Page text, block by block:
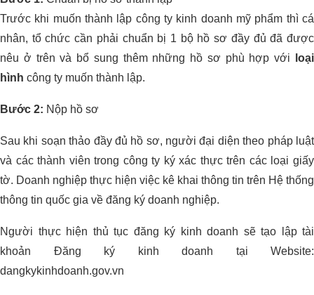
Trước khi muốn thành lập công ty kinh doanh mỹ phẩm thì cá
nhân, tổ chức cần phải chuẩn bị 1 bộ hồ sơ đầy đủ đã được
nêu ở trên và bổ sung thêm những hồ sơ phù hợp với
loại
hình công ty muốn thành lập.
Bước 2: Nộp hồ sơ
Sau khi soạn thảo đầy đủ hồ sơ, người đại diện theo pháp luật
và các thành viên trong công ty ký xác thực trên các loại giấy
tờ. Doanh nghiệp thực hiện việc kê khai thông tin trên Hệ thống
thông tin quốc gia về đăng ký doanh nghiệp.
Người thực hiện thủ tục đăng ký kinh doanh sẽ tạo lập tài
khoản Đăng ký kinh doanh tại Website:
dangkykinhdoanh.gov.vn